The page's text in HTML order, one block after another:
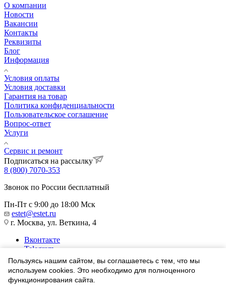
О компании
Новости
Вакансии
Контакты
Реквизиты
Блог
Информация
Условия оплаты
Условия доставки
Гарантия на товар
Политика конфиденциальности
Пользовательское соглашение
Вопрос-ответ
Услуги
Сервис и ремонт
Подписаться на рассылку
8 (800) 7070-353
Звонок по России бесплатный
Пн-Пт с 9:00 до 18:00 Мск
estet@estet.ru
г. Москва, ул. Веткина, 4
Вконтакте
Telegram
Одноклассники
WhatsApp
1991-2026 © Ювелирный Дом ЭСТЕТ
Пользуясь нашим сайтом, вы соглашаетесь с тем, что мы
используем cookies. Это необходимо для полноценного
функционирования сайта.